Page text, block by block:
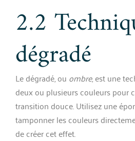
2.2
dégradé
Le dégradé, ou ombre, est une
deux ou plusieurs couleurs pour
transition douce. Utilisez une
tamponner les couleurs
de créer cet effet.